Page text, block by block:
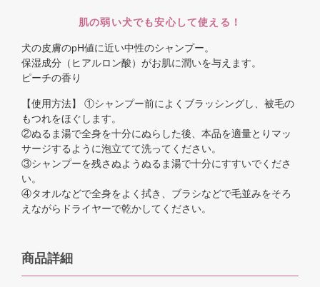
肌の弱い犬でも安心して使える！
犬の皮膚のpH値に近い中性のシャンプー。
保湿成分（ヒアルロン酸）がお肌に潤いを与えます。
ピーチの香り
【使用方法】 ①シャンプー前によくブラッシングし、被毛の
もつれをほぐします。
②ぬるま湯で全身を十分にぬらした後、本品を適量とりマッ
サージするように泡立てて洗ってください。
③シャンプーを残さぬようぬるま湯で十分にすすいでくださ
い。
④タオルなどで全身をよく拭き、ブラシなどで毛並みをそろ
えながらドライヤーで乾かしてください。
商品詳細